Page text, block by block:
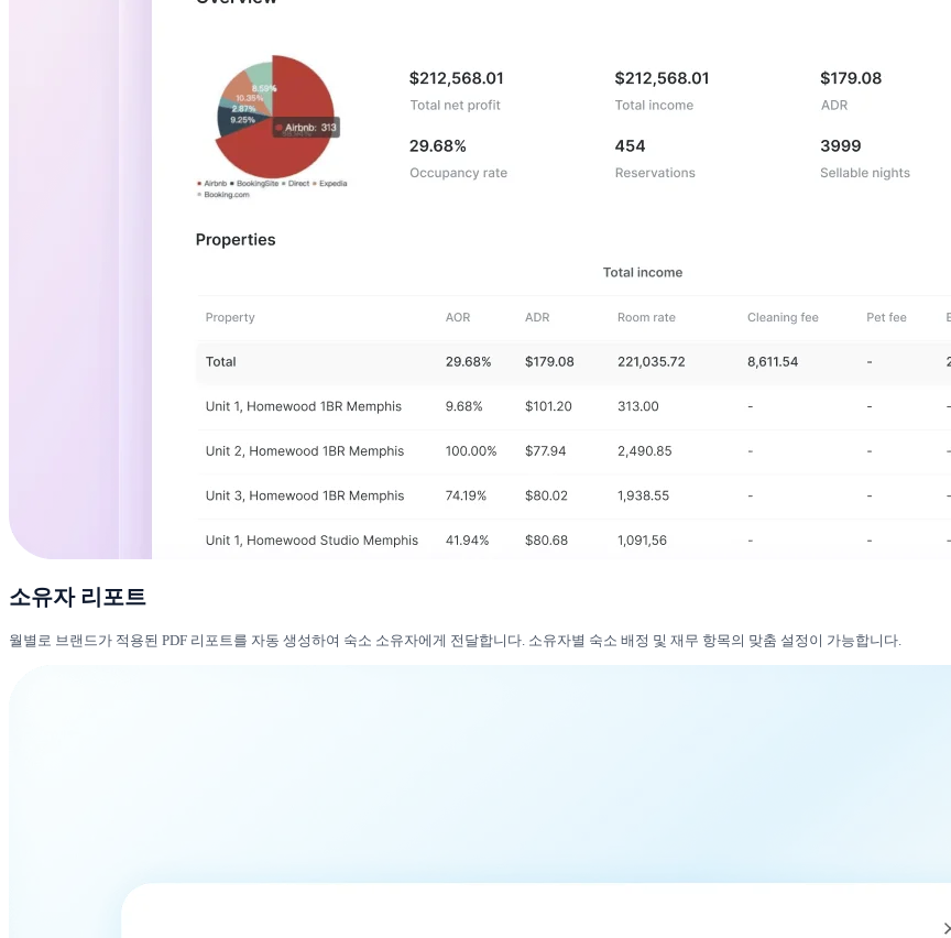
소유자 리포트
월별로 브랜드가 적용된 PDF 리포트를 자동 생성하여 숙소 소유자에게 전달합니다. 소유자별 숙소 배정 및 재무 항목의 맞춤 설정이 가능합니다.